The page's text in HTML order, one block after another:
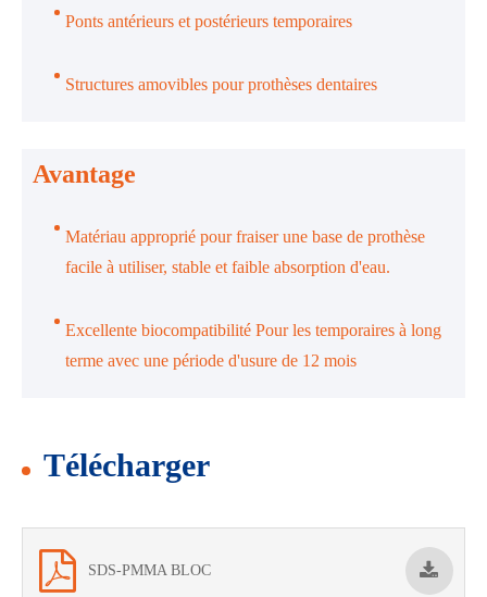
Ponts antérieurs et postérieurs temporaires
Structures amovibles pour prothèses dentaires
Avantage
Matériau approprié pour fraiser une base de prothèse
facile à utiliser, stable et faible absorption d'eau.
Excellente biocompatibilité Pour les temporaires à long
terme avec une période d'usure de 12 mois
Télécharger
SDS-PMMA BLOC